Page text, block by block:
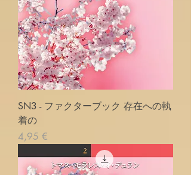
SN3 - ファクターブック 存在への執
着の
Prix
4,95 €